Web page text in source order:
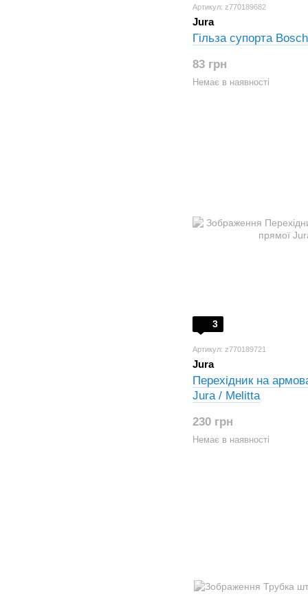
Артикул: z770189682
Jura
Гільза супорта
83 грн
Немає в наявності
3
Артикул: z770189721
Jura
Перехідник на
Jura / Melitta
230 грн
Немає в наявності